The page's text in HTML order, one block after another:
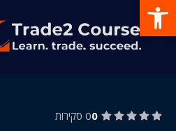
00 סקירות